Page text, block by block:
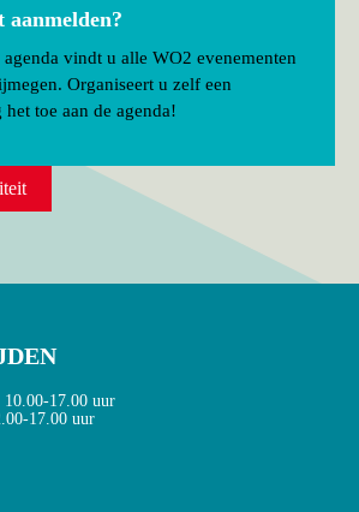
vindt u alle WO2 evenementen
Organiseert u zelf een
het toe aan de agenda!
10.00-17.00 uur
17.00 uur